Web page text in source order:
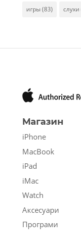
игры(83) слухи
Магазин
iPhone
MacBook
iPad
iMac
Watch
Аксесуари
Програми